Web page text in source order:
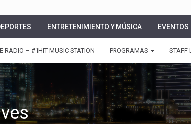
ENTRETENIMIENTO Y MÚSICA EVENTOS
RADIO – #1HIT MUSIC STATION PROGRAMAS STAFF